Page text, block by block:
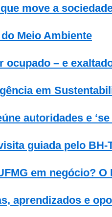
move a
Meio Ambiente
– e
em
autoridades e
guiada pelo
em negócio?
aprendizados e